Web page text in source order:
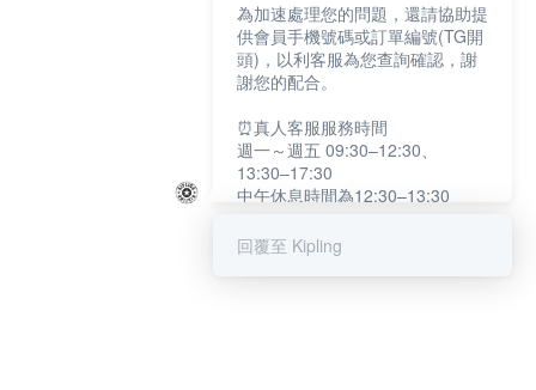
為加速處理您的問題，還請協助提
供會員手機號碼或訂單編號(TG開
頭)，以利客服為您查詢確認，謝
謝您的配合。
⏰真人客服服務時間
週一～週五 09:30–12:30、
13:30–17:30
中午休息時間為12:30–13:30
提醒您：系統會自動已讀訊息，如
回覆至 Kipling